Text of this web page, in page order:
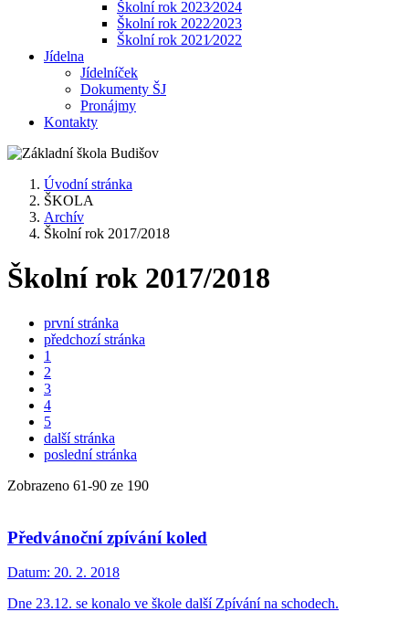
Školní rok 2023⁄2024
Školní rok 2022⁄2023
Školní rok 2021⁄2022
Jídelna
Jídelníček
Dokumenty ŠJ
Pronájmy
Kontakty
Úvodní stránka
ŠKOLA
Archív
Školní rok 2017/2018
Školní rok 2017/2018
první stránka
předchozí stránka
1
2
3
4
5
další stránka
poslední stránka
Zobrazeno 61-90 ze 190
Předvánoční zpívání koled
Datum: 20. 2. 2018
Dne 23.12. se konalo ve škole další Zpívání na schodech.